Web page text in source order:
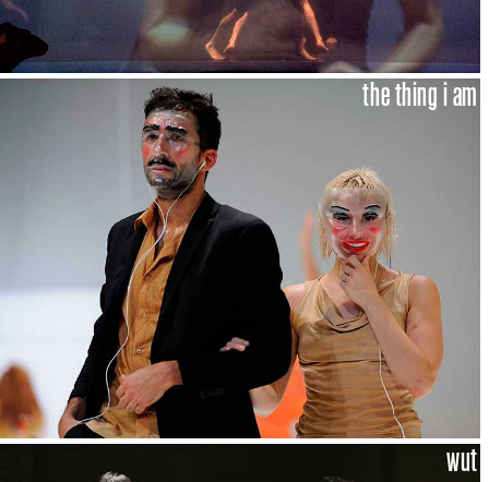
the thing i am
wut